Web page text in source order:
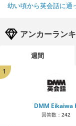
幼い頃から英会話に通
アンカーラン
週間
1
DMM Eikaiwa
回答数： 242